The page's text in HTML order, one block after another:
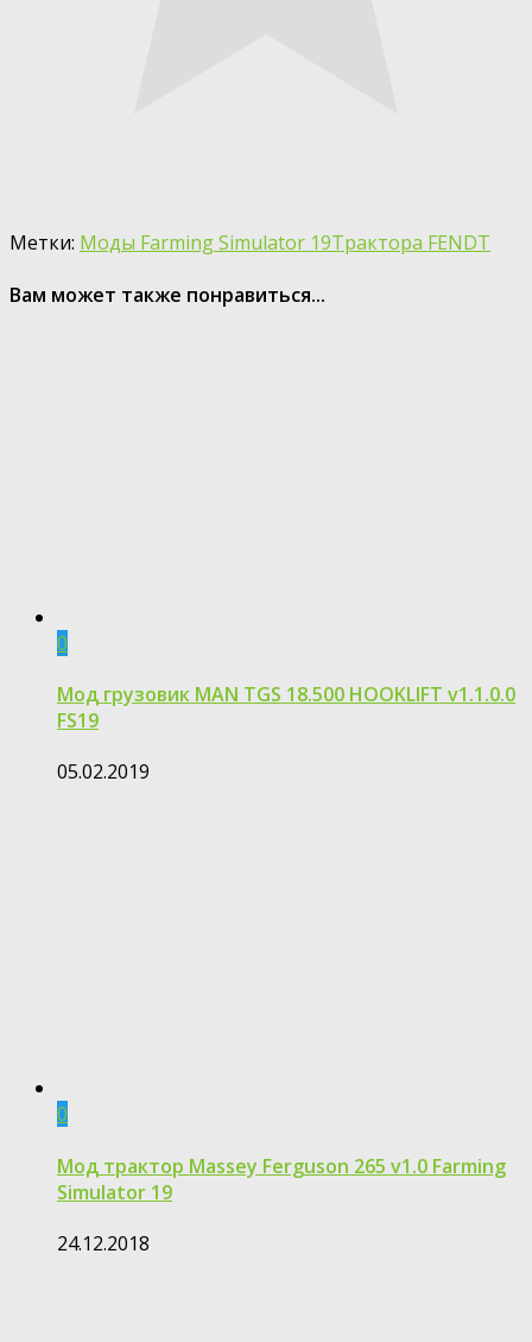
Метки: Моды Farming Simulator 19Трактора FENDT
Вам может также понравиться...
0
Мод грузовик MAN TGS 18.500 HOOKLIFT v1.1.0.0
FS19
05.02.2019
0
Мод трактор Massey Ferguson 265 v1.0 Farming
Simulator 19
24.12.2018